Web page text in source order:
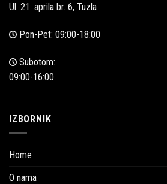
Ul. 21. aprila br. 6, Tuzla
Pon-Pet: 09:00-18:00
Subotom:
09:00-16:00
IZBORNIK
Home
O nama